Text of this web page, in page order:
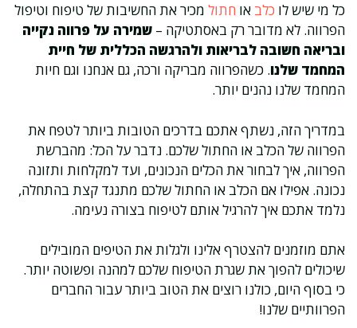
כל מי שיש לו כלב או חתול מכיר את החשיבות של טיפוח וטיפול
הפרווה. לא מדובר רק באסתטיקה – שמירה על פרווה נקייה
ובריאה חשובה לבריאות ולהרגשה הכללית של חיית
המחמד שלנו. כשהפרווה מבריקה ורכה, גם אנחנו וגם חיות
המחמד שלנו נהנים יותר.
במדריך הזה, נשתף אתכם בדרכים הטובות ביותר לטפח את
הפרווה של הכלב או החתול שלכם. נדבר על הכל: מהברשת
הפרווה, איך לבחור את הכלים הנכונים, ועד למקלחות ותזונה
נכונה. אפילו אם הכלב או החתול שלכם מתנגד קצת בהתחלה,
נלמד אתכם איך להרגיל אותם לטיפוח בצורה נעימה.
אתם מוזמנים להצטרף אלינו ולגלות את הטיפים המובילים
שיכולים להפוך את שגרת הטיפוח שלכם למהנה ופשוטה יותר.
כי בסוף היום, כולנו רוצים את הטוב ביותר עבור החברים
הפרוותיים שלנו!